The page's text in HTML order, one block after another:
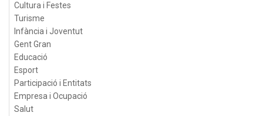
Cultura i Festes
Turisme
Infància i Joventut
Gent Gran
Educació
Esport
Participació i Entitats
Empresa i Ocupació
Salut